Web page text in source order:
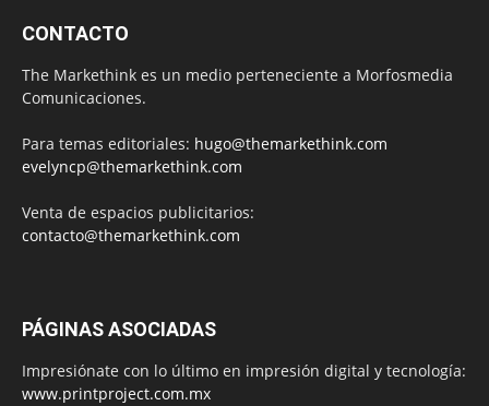
CONTACTO
The Markethink es un medio perteneciente a Morfosmedia
Comunicaciones.
Para temas editoriales: hugo@themarkethink.com
evelyncp@themarkethink.com
Venta de espacios publicitarios:
contacto@themarkethink.com
PÁGINAS ASOCIADAS
Impresiónate con lo último en impresión digital y tecnología:
www.printproject.com.mx